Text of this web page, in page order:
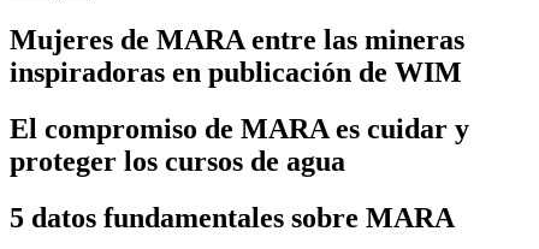
Mujeres de MARA entre las mineras
inspiradoras en publicación de WIM
El compromiso de MARA es cuidar y
proteger los cursos de agua
5 datos fundamentales sobre MARA